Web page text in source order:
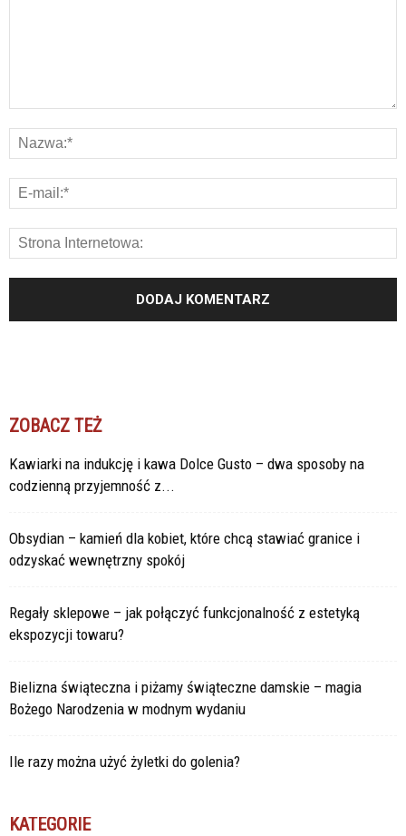
ZOBACZ TEŻ
Kawiarki na indukcję i kawa Dolce Gusto – dwa sposoby na
codzienną przyjemność z...
Obsydian – kamień dla kobiet, które chcą stawiać granice i
odzyskać wewnętrzny spokój
Regały sklepowe – jak połączyć funkcjonalność z estetyką
ekspozycji towaru?
Bielizna świąteczna i piżamy świąteczne damskie – magia
Bożego Narodzenia w modnym wydaniu
Ile razy można użyć żyletki do golenia?
KATEGORIE